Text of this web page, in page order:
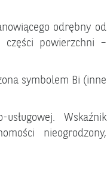
odrębny od
części powierzchni –
symbolem Bi (inne
Wskaźnik
nieogrodzony,